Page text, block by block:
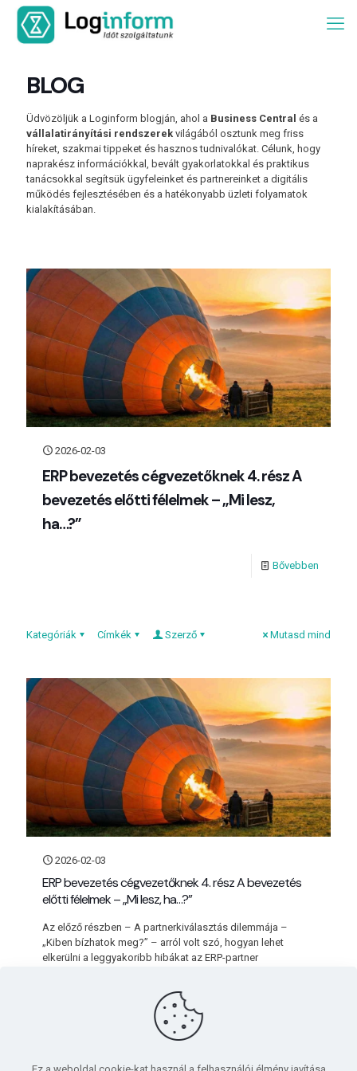
BLOG
Üdvözöljük a Loginform blogján, ahol a Business Central és a
vállalatirányítási rendszerek világából osztunk meg friss
híreket, szakmai tippeket és hasznos tudnivalókat. Célunk, hogy
naprakész információkkal, bevált gyakorlatokkal és praktikus
tanácsokkal segítsük ügyfeleinket és partnereinket a digitális
működés fejlesztésében és a hatékonyabb üzleti folyamatok
kialakításában.
2026-02-03
ERP bevezetés cégvezetőknek 4. rész A
bevezetés előtti félelmek – „Mi lesz,
ha…?”
Bővebben
Kategóriák Címkék Szerző Mutasd mind
2026-02-03
ERP bevezetés cégvezetőknek 4. rész A bevezetés
előtti félelmek – „Mi lesz, ha…?”
Az előző részben – A partnerkiválasztás dilemmája –
„Kiben bízhatok meg?” – arról volt szó, hogyan lehet
elkerülni a leggyakoribb hibákat az ERP-partner